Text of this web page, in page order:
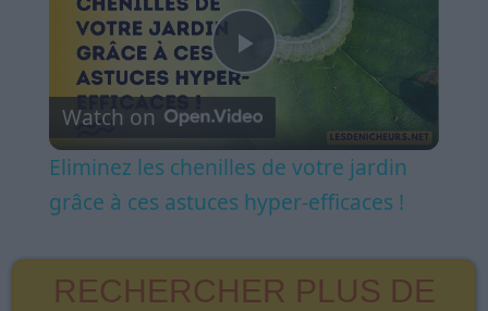
Play
Video
Watch on
Eliminez les chenilles de votre jardin
grâce à ces astuces hyper-efficaces !
RECHERCHER PLUS DE